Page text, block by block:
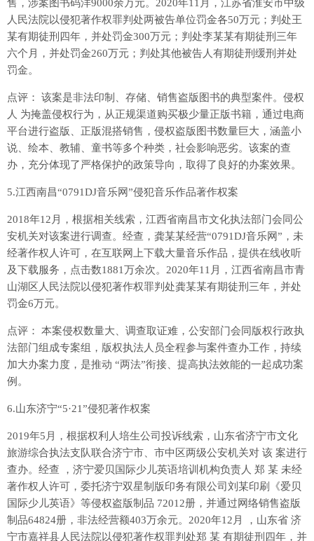
售，涉案图书码洋9000余万元。2020年11月，江苏省淮安市中级
人民法院以侵犯著作权罪判处两被告单位罚金各50万元；判处王
某有期徒刑四年，并处罚金300万元；判处李某某有期徒刑三年
六个月，并处罚金260万元；判处其他被告人有期徒刑缓刑并处
罚金。
点评： 该案是非法印制、存储、销售盗版图书的典型案件。侵权
人 为掩盖侵权行为，从正规渠道购买极少量正版书籍，通过电商
平台进行盗版、正版混搭销售，侵权盗版图书数量巨大，涵盖小
说、绘本、教辅、童书等多个种类，社会影响恶劣。该案的查
办，充分体现了严格保护的政策导向，取得了良好的办案效果。
5.江西南昌“0791DJ音乐网”侵犯音乐作品著作权案
2018年12月，根据相关线索，江西省南昌市文化执法部门会同公
安机关对该案进行调查。经查，龚某某经营“0791DJ音乐网”，未
经著作权人许可，在互联网上下载大量音乐作品，提供在线收听
及下载服务，点击数1881万余次。2020年11月，江西省南昌市青
山湖区人民法院以侵犯著作权罪判处龚某某有期徒刑三年，并处
罚金6万元。
点评： 本案侵权数量大、调查取证难，公安部门会同版权行政执
法部门组成专案组，版权执法人员全程参与案件查办工作，持续
加大办案力度，是推动 “两法”衔接、提高执法效能的一起成功案
例。
6.山东济宁“5·21”侵犯著作权案
2019年5月，根据权利人培生公司投诉线索，山东省济宁市文化
旅游综合执法支队联合济宁市、市中区两级公安机关对 该 案进行
查办。经查 ，济宁爱贝国际少儿英语培训机构负责人 郑 某 未经
著作权人许可，委托济宁双星制版印务有限公司刘某印刷《爱贝
国际少儿英语》等侵权盗版制品 72012册，并通过网络销售盗版
制品64824册，非法经营额403万余元。2020年12月 ，山东省 济
宁市嘉祥县人民法院以侵犯著作权罪判处郑 某 有期徒刑四年，并